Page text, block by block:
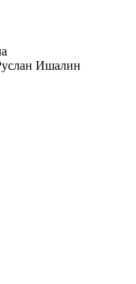
Ишалин